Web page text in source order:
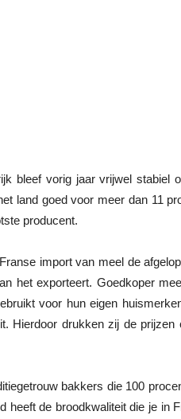
bleef vorig jaar vrijwel stabiel
land goed voor meer dan 11
producent.
import van meel de
het exporteert. Goedkoper
voor hun eigen
Hierdoor drukken zij de
bakkers die 100
heeft de broodkwaliteit die je in